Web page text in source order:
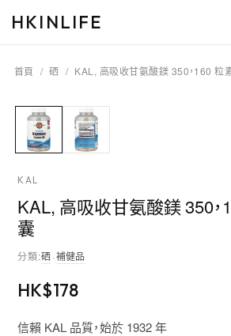
HKINLIFE
首頁 / 硒 / KAL, 高吸收甘氨酸鎂 350，160 粒
KAL
KAL, 高吸收甘氨酸鎂 350
囊
分類:硒·補健品
HK$178
信賴 KAL 品質，始於 1932 年